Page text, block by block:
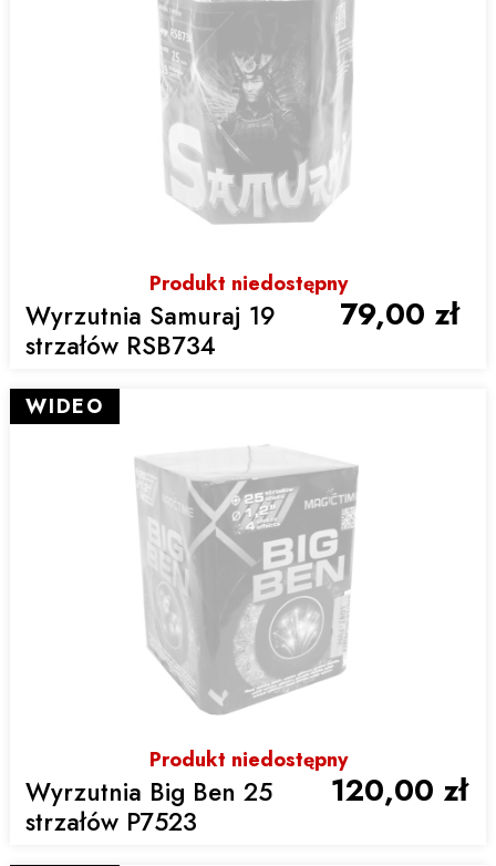
Produkt niedostępny
Wyrzutnia Samuraj 19
strzałów RSB734
79,00 zł
Produkt niedostępny
Wyrzutnia Big Ben 25
strzałów P7523
120,00 zł
WIDEO